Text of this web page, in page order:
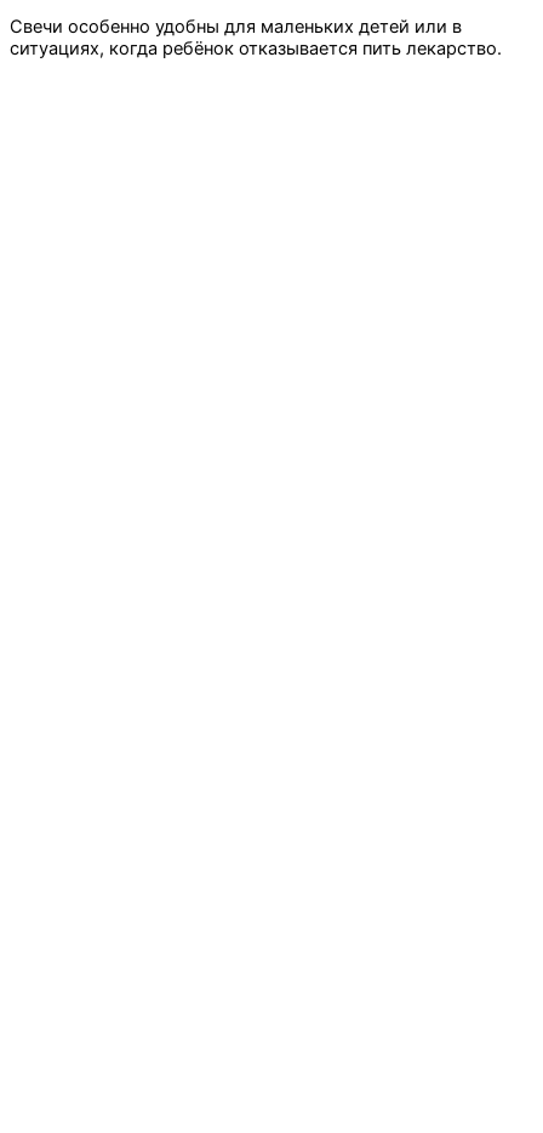
Свечи особенно удобны для маленьких детей или в
ситуациях, когда ребёнок отказывается пить лекарство.